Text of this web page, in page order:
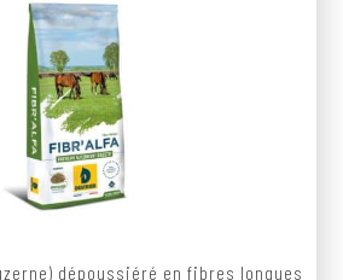
dépoussiéré en fibres longues